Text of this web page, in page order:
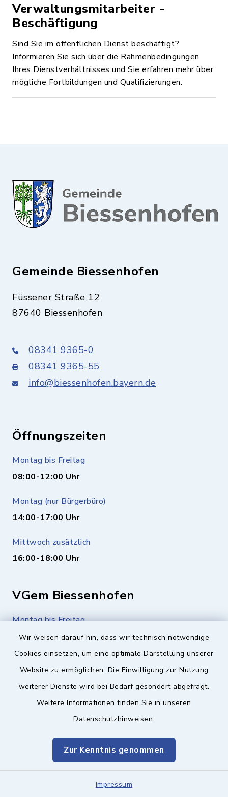
Wir weisen darauf hin, dass wir technisch notwendige
Cookies einsetzen, um eine optimale Darstellung unserer
Website zu ermöglichen. Die Einwilligung zur Nutzung
weiterer Dienste wird bei Bedarf gesondert abgefragt.
Weitere Informationen finden Sie in unseren
Datenschutzhinweisen.
Zur Kenntnis genommen
Impressum
Verwaltungsmitarbeiter -
Beschäftigung
Sind Sie im öffentlichen Dienst beschäftigt?
Informieren Sie sich über die Rahmenbedingungen
Ihres Dienstverhältnisses und Sie erfahren mehr über
mögliche Fortbildungen und Qualifizierungen.
Gemeinde Biessenhofen
Füssener Straße 12
87640 Biessenhofen
08341 9365-0
08341 9365-55
info@biessenhofen.bayern.de
Öffnungszeiten
Montag bis Freitag
08:00-12:00 Uhr
Montag (nur Bürgerbüro)
14:00-17:00 Uhr
Mittwoch zusätzlich
16:00-18:00 Uhr
VGem Biessenhofen
Montag bis Freitag
08:00-12:00 Uhr
Montag (nur Bürgerbüro)
14:00-17:00 Uhr
Mittwoch zusätzlich
16:00-18:00 Uhr
Im Notfall
24 Stunden Notfallnummer für Trink- und
Tel: 08341 12886